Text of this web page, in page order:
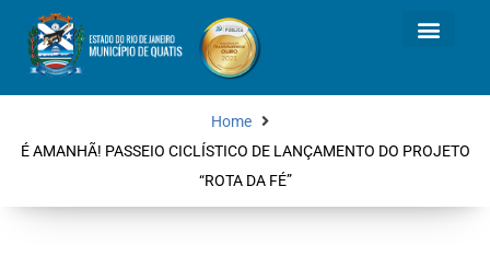
Home
É AMANHÃ! PASSEIO CICLÍSTICO DE LANÇAMENTO DO PROJETO
“ROTA DA FÉ”